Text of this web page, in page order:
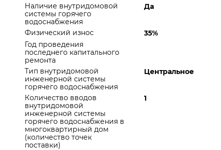
Наличие внутридомовой
системы горячего
водоснабжения
Да
Физический износ
35%
Год проведения
последнего капитального
ремонта
Тип внутридомовой
инженерной системы
горячего водоснабжения
Центральное
Количество вводов
внутридомовой
инженерной системы
горячего водоснабжения в
многоквартирный дом
(количество точек
поставки)
1